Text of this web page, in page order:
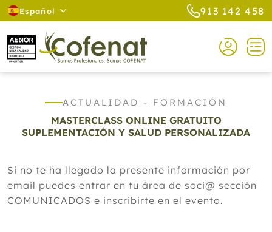
Español 913 142 458
ACTUALIDAD - FORMACIÓN
MASTERCLASS ONLINE GRATUITO
SUPLEMENTACIÓN Y SALUD PERSONALIZADA
Si no te ha llegado la presente información por
email puedes entrar en tu área de soci@ sección
COMUNICADOS e inscribirte en el evento.